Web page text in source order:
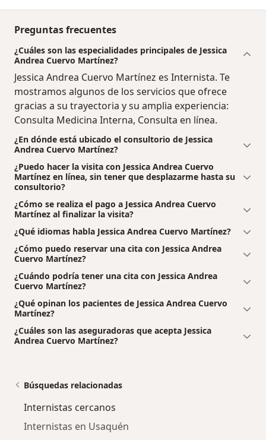
Preguntas frecuentes
¿Cuáles son las especialidades principales de Jessica
Andrea Cuervo Martínez?
Jessica Andrea Cuervo Martínez es Internista. Te
mostramos algunos de los servicios que ofrece
gracias a su trayectoria y su amplia experiencia:
Consulta Medicina Interna, Consulta en línea.
¿En dónde está ubicado el consultorio de Jessica
Andrea Cuervo Martínez?
¿Puedo hacer la visita con Jessica Andrea Cuervo
Martínez en línea, sin tener que desplazarme hasta su
consultorio?
¿Cómo se realiza el pago a Jessica Andrea Cuervo
Martínez al finalizar la visita?
¿Qué idiomas habla Jessica Andrea Cuervo Martínez?
¿Cómo puedo reservar una cita con Jessica Andrea
Cuervo Martínez?
¿Cuándo podría tener una cita con Jessica Andrea
Cuervo Martínez?
¿Qué opinan los pacientes de Jessica Andrea Cuervo
Martínez?
¿Cuáles son las aseguradoras que acepta Jessica
Andrea Cuervo Martínez?
Búsquedas relacionadas
Internistas cercanos
Internistas en Usaquén